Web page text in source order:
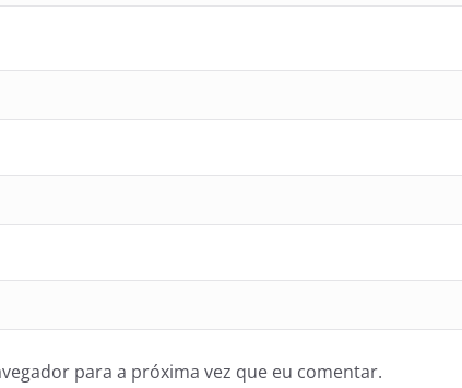
para a próxima vez que eu comentar.